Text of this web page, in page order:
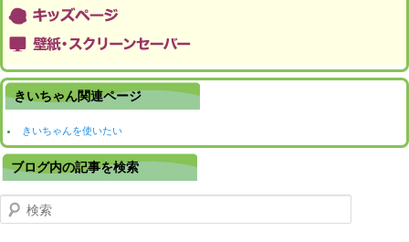
きいちゃん関連ページ
きいちゃんを使いたい
ブログ内の記事を検索
検索